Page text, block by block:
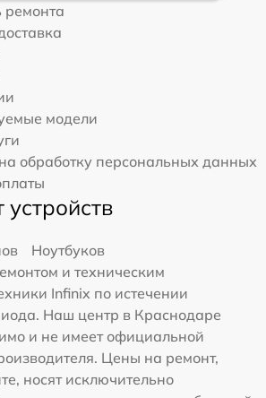
ремонта
модели
обработку персональных данных
устройств
Ноутбуков
и техническим
Infinix по истечении
Наш центр в Краснодаре
и не имеет официальной
Цены на ремонт,
носят исключительно